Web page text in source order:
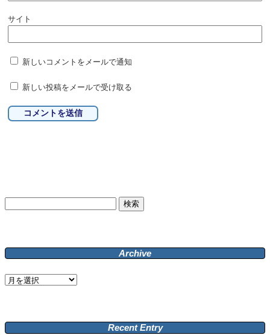
サイト
新しいコメントをメールで通知
新しい投稿をメールで受け取る
Archive
Archive
Recent Entry